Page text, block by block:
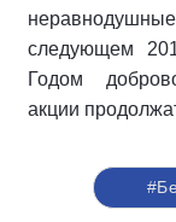
следующем
Годом
акции